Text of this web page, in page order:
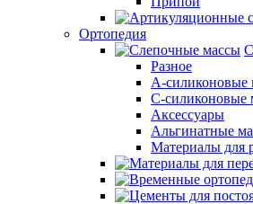
Ортопедия
Разное
А-силиконовые
С-силиконовые
Аксессуары
Альгинатные
Материалы для